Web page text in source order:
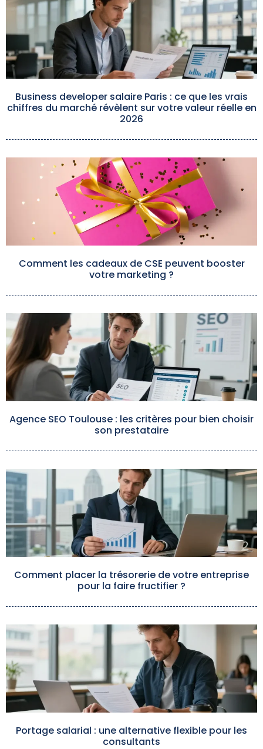
Business developer salaire Paris : ce que les vrais
chiffres du marché révèlent sur votre valeur réelle en
2026
Comment les cadeaux de CSE peuvent booster
votre marketing ?
Agence SEO Toulouse : les critères pour bien choisir
son prestataire
Comment placer la trésorerie de votre entreprise
pour la faire fructifier ?
Portage salarial : une alternative flexible pour les
consultants